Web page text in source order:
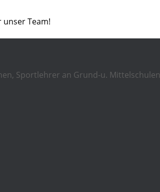
Team!
Sportlehrer an Grund-u. Mittelschulen